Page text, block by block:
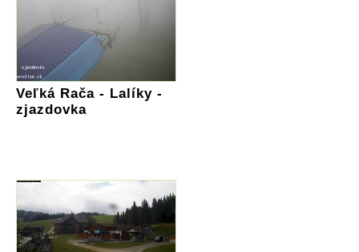
Veľká Rača - Lalíky -
zjazdovka